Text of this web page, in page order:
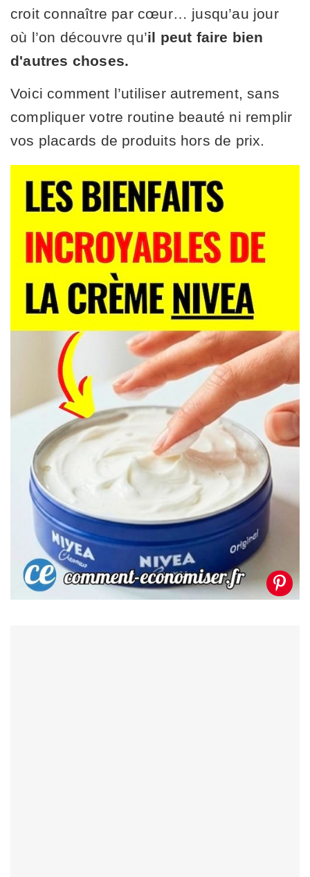
croit connaître par cœur… jusqu’au jour
où l’on découvre qu’il peut faire bien
d'autres choses.
Voici comment l’utiliser autrement, sans
compliquer votre routine beauté ni remplir
vos placards de produits hors de prix.